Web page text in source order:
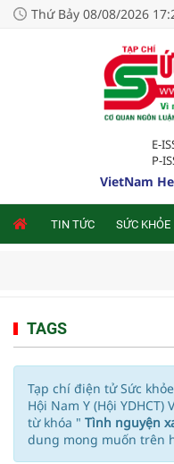
Thứ Bảy 08/08/2026
E-
P-
VietNam
TIN TỨC SỨC KHỎE
TAGS
Tạp chí điện tử Sức
Hội Nam Y (Hội
từ khóa " Tình nguyện
dung mong muốn trên